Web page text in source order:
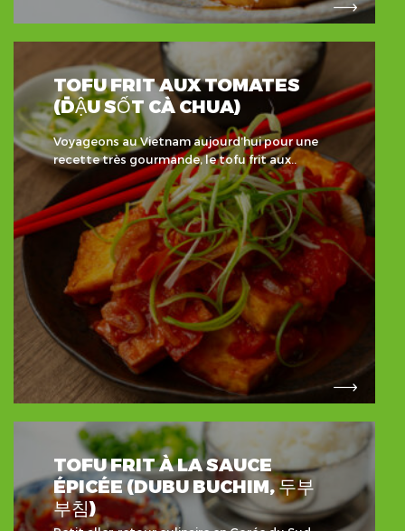
TOFU FRIT AUX TOMATES
(ĐẬU SỐT CÀ CHUA)
Voyageons au Vietnam aujourd’hui pour une
recette très gourmande, le tofu frit aux..
TOFU FRIT À LA SAUCE
ÉPICÉE (DUBU BUCHIM, 두부
부침)